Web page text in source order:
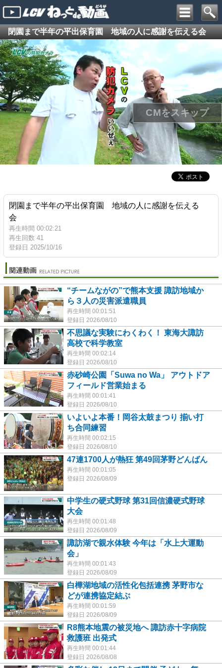
閉園まで半年の平出保育園 地域の人に感謝を伝える会
閉園まで半年の平出保育園 地域の人に感謝を伝える
会
再生時間 00:02:21
再生回数 41
登録日 2025/10/16
“チームながの”で熊本支援 諏訪地域か
ら３人の災害派遣職員
再生時間 00:01:51
登録日 2026/08/10
不思議な実験にわくわく！ 東海大諏訪
高校で科学教室
再生時間 00:02:14
登録日 2026/08/10
赤砂崎公園「Suwa no Wa」 アウトドア
フィールド営業始まる
再生時間 00:01:41
登録日 2026/08/10
いよいよ本番！岡谷太鼓まつり 揃い打
ち合同練習
再生時間 00:02:15
登録日 2026/08/10
47連1700人が熱狂 第49回茅野どんばん
再生時間 00:01:05
登録日 2026/08/09
中学生の硬式野球 第31回信濃硬式野球
大会
再生時間 00:01:48
登録日 2026/08/09
諏訪湖で親水体験 今年は「水上大運動
会」
再生時間 00:01:43
登録日 2026/08/09
白樺湖地域の活性化包括連携 茅野市な
どが連携協定結ぶ
再生時間 00:01:59
登録日 2026/08/09
R8熊本地震の被災地へ 諏訪赤十字病院
救護班 出発式
再生時間 00:01:44
登録日 2026/08/08